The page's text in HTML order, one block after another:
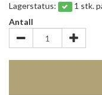
Lagerstatus:
1 stk.
Antall